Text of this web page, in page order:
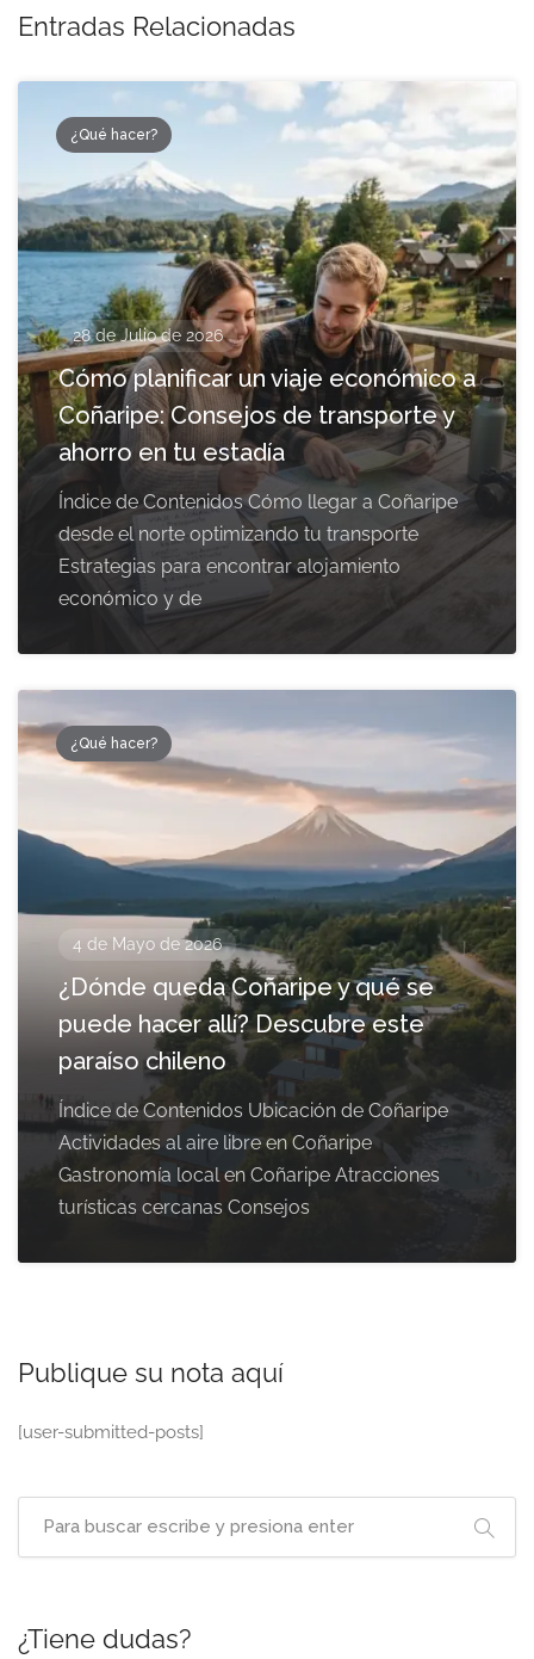
Entradas Relacionadas
¿Qué hacer?
28 de Julio de 2026
Cómo planificar un viaje económico a
Coñaripe: Consejos de transporte y
ahorro en tu estadía
Índice de Contenidos Cómo llegar a Coñaripe
desde el norte optimizando tu transporte
Estrategias para encontrar alojamiento
económico y de
¿Qué hacer?
4 de Mayo de 2026
¿Dónde queda Coñaripe y qué se
puede hacer allí? Descubre este
paraíso chileno
Índice de Contenidos Ubicación de Coñaripe
Actividades al aire libre en Coñaripe
Gastronomía local en Coñaripe Atracciones
turísticas cercanas Consejos
Publique su nota aquí
[user-submitted-posts]
¿Tiene dudas?